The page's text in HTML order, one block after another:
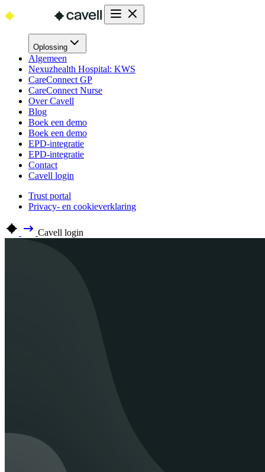
Oplossing
Algemeen
Nexuzhealth Hospital: KWS
CareConnect GP
CareConnect Nurse
Over Cavell
Blog
Boek een demo
Boek een demo
EPD-integratie
EPD-integratie
Contact
Cavell login
Trust portal
Privacy- en cookieverklaring
Cavell login